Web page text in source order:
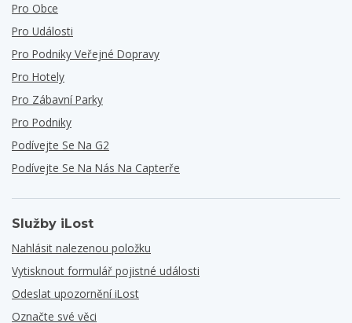
Pro Obce
Pro Události
Pro Podniky Veřejné Dopravy
Pro Hotely
Pro Zábavní Parky
Pro Podniky
Podívejte Se Na G2
Podívejte Se Na Nás Na Capterře
Služby iLost
Nahlásit nalezenou položku
Vytisknout formulář pojistné události
Odeslat upozornění iLost
Označte své věci